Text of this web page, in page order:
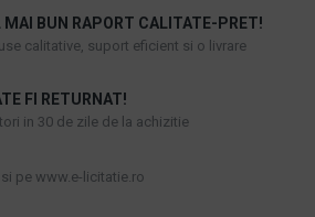
MAI BUN RAPORT CALITATE-PRET!
calitative, suport eficient si o livrare
FI RETURNAT!
in 30 de zile de la achizitie
pe www.e-licitatie.ro